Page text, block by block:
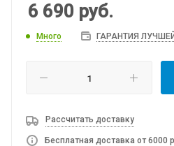
6 690 руб.
Много ГАРАНТИЯ
Рассчитать доставку
Бесплатная доставка от 6000